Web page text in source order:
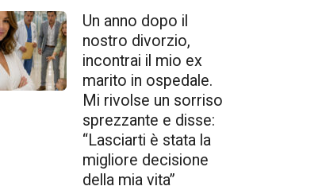
Un anno dopo il
nostro divorzio,
incontrai il mio ex
marito in ospedale.
Mi rivolse un sorriso
sprezzante e disse:
“Lasciarti è stata la
migliore decisione
della mia vita”